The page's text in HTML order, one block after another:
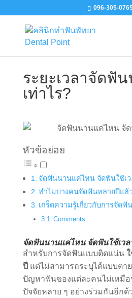
096-305-
ระยะเวลาจัดฟั
เท่าไร?
หัวข้อย่อย
จัดฟันนานแค่ไหน จัดฟันใช้เว
ทำไมบางคนจัดฟันหลายปีแล้
เกร็ดความรู้เกี่ยวกับการจัดฟัน
Comments
จัดฟันนานแค่ไหน จัดฟันใช้เวล
สำหรับการจัดฟันแบบติดแน่น
ปี แต่ไม่สามารถระบุได้แบบตา
ปัญหาฟันของแต่ละคนไม่เหมื
ปัจจัยหลาย ๆ อย่างร่วมกันอีก